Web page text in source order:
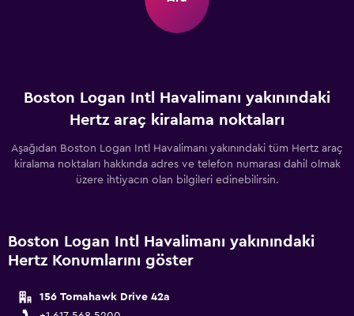
Boston Logan Intl Havalimanı yakınındaki
Hertz araç kiralama noktaları
Aşağıdan Boston Logan Intl Havalimanı yakınındaki tüm Hertz araç
kiralama noktaları hakkında adres ve telefon numarası dahil olmak
üzere ihtiyacın olan bilgileri edinebilirsin.
Boston Logan Intl Havalimanı yakınındaki
Hertz Konumlarını göster
156 Tomahawk Drive 42a